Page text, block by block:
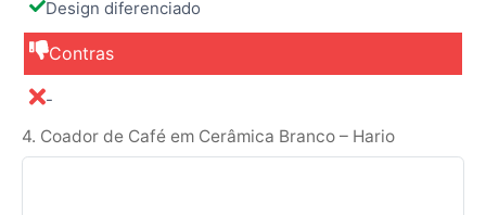
Design diferenciado
Contras
-
4. Coador de Café em Cerâmica Branco – Hario